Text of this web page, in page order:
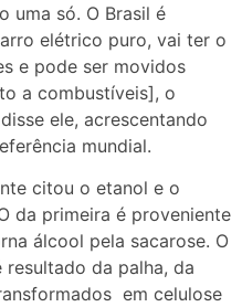
uma só. O Brasil é
elétrico puro, vai ter o
e pode ser movidos
a combustíveis], o
disse ele, acrescentando
mundial.
citou o etanol e o
da primeira é proveniente
álcool pela sacarose. O
da palha, da
em celulose